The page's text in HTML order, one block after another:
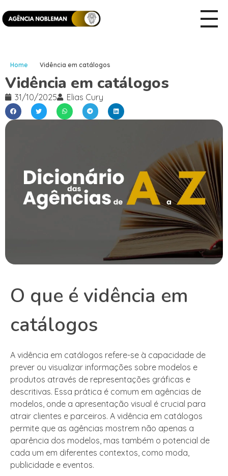
Home Vidência em catálogos
Vidência em catálogos
31/10/2025 Elias Cury
O que é vidência em
catálogos
A vidência em catálogos refere-se à capacidade de
prever ou visualizar informações sobre modelos e
produtos através de representações gráficas e
descritivas. Essa prática é comum em agências de
modelos, onde a apresentação visual é crucial para
atrair clientes e parceiros. A vidência em catálogos
permite que as agências mostrem não apenas a
aparência dos modelos, mas também o potencial de
cada um em diferentes contextos, como moda,
publicidade e eventos.